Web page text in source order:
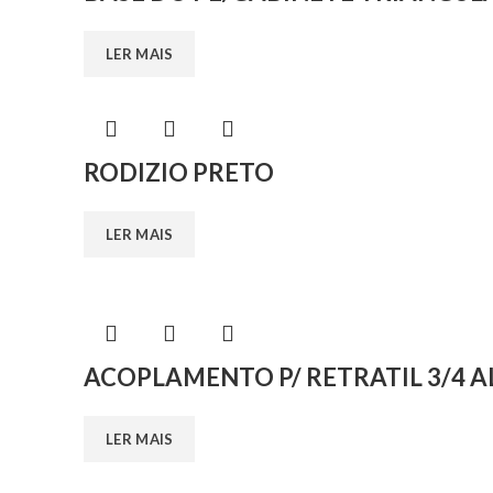
LER MAIS
RODIZIO PRETO
LER MAIS
ACOPLAMENTO P/ RETRATIL 3/4
LER MAIS